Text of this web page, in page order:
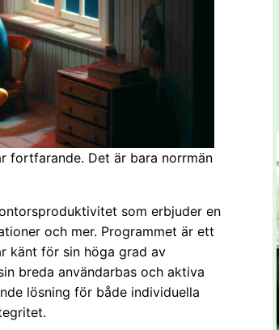
fortfarande. Det är bara norrmän
som erbjuder en
och mer. Programmet är ett
känt för sin höga grad av
breda användarbas och aktiva
lösning för både individuella